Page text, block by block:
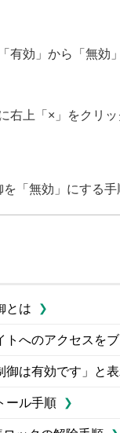
有効」から「無効
右上「×」をクリッ
「無効」にする手
とは
トへのアクセスを
御は有効です」と
ール手順